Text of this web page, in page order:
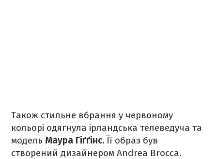
Також стильне вбрання у червоному
кольорі одягнула ірландська телеведуча та
модель Маура Гіґґінс. Її образ був
створений дизайнером Andrea Brocca.